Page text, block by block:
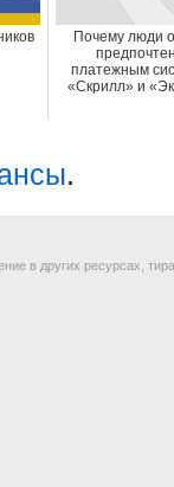
Почему люди
платежным
«Скрилл» и
.
в других ресурсах,